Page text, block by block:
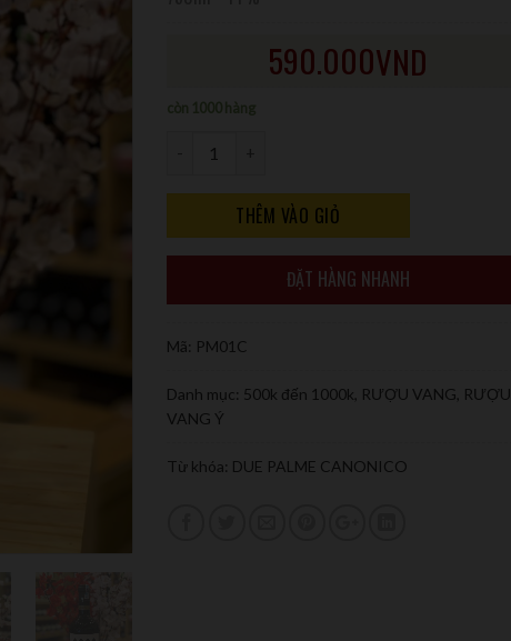
590.000VND
còn 1000 hàng
Số lượng
THÊM VÀO GIỎ
ĐẶT HÀNG NHANH
Mã: PM01C
Danh mục: 500k đến 1000k RƯỢU VANG RƯỢU
VANG Ý
Từ khóa: DUE PALME CANONICO